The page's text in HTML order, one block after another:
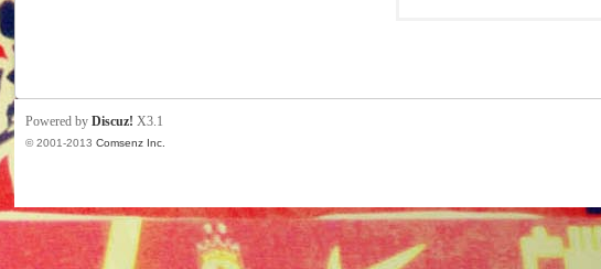
Powered byDiscuz! X3.1
© 2001-2013Comsenz Inc.